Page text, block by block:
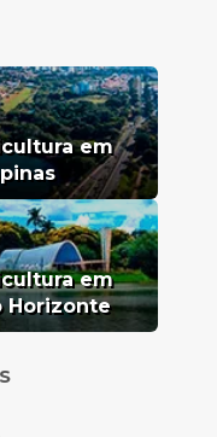
em
em
Horizonte